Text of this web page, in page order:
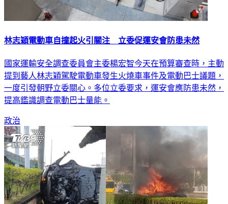
林志穎電動車自撞起火引關注 立委促運安會防患未然
國家運輸安全調查委員會主委楊宏智今天在預算審查時，主動
提到藝人林志穎駕駛電動車發生火燒車事件及電動巴士議題，
一度引發朝野立委關心。多位立委要求，運安會應防患未然，
提高鑑識調查電動巴士量能。
政治